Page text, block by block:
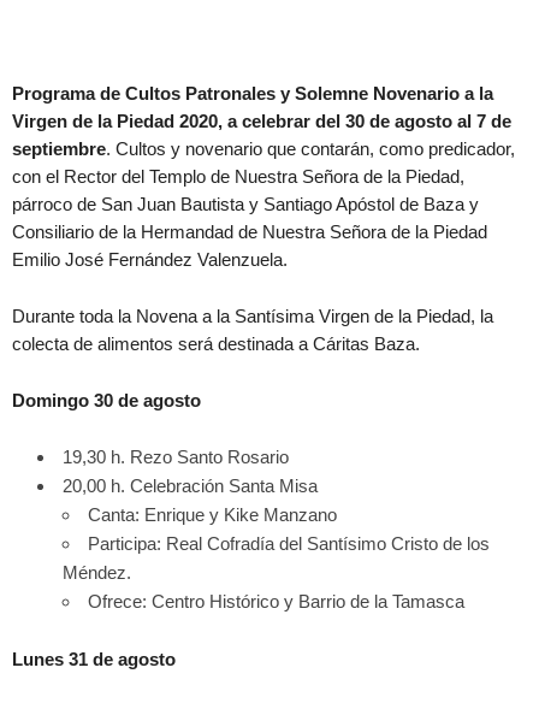
Programa de Cultos Patronales y Solemne Novenario a la
Virgen de la Piedad 2020, a celebrar del 30 de agosto al 7 de
septiembre. Cultos y novenario que contarán, como predicador,
con el Rector del Templo de Nuestra Señora de la Piedad,
párroco de San Juan Bautista y Santiago Apóstol de Baza y
Consiliario de la Hermandad de Nuestra Señora de la Piedad
Emilio José Fernández Valenzuela.
Durante toda la Novena a la Santísima Virgen de la Piedad, la
colecta de alimentos será destinada a Cáritas Baza.
Domingo 30 de agosto
19,30 h. Rezo Santo Rosario
20,00 h. Celebración Santa Misa
Canta: Enrique y Kike Manzano
Participa: Real Cofradía del Santísimo Cristo de los
Méndez.
Ofrece: Centro Histórico y Barrio de la Tamasca
Lunes 31 de agosto